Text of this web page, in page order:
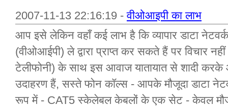
2007-11-13 22:16:19 -वीओआइपी का लाभ
आप इसे लेकिन वहाँ कई लाभ है कि व्यापार डाटा
(वीओआईपी) ले द्वारा प्राप्त कर सकते हैं पर विचार
टेलीफोनी) के साथ इस आवाज यातायात से शादी
उदाहरण हैं, सस्ते फोन कॉल्स - आपके मौजूदा डाटा
रूप में - CAT5 स्केलेबल केबलों के एक सेट - केवल